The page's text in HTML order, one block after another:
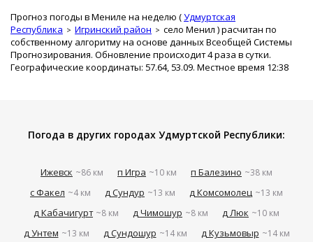
Прогноз погоды в Мениле на неделю (Удмуртская
Республика
Игринский район село Менил ) расчитан по
собственному алгоритму на основе данных Всеобщей Системы
Прогнозирования. Обновление происходит 4 раза в сутки.
Географические координаты: 57.64, 53.09. Местное время 12:38
Погода в других городах Удмуртской Республики:
Ижевск ~86 км п Игра ~10 км п Балезино ~38 км
с Факел ~4 км д Сундур ~13 км д Комсомолец ~13 км
д Кабачигурт ~8 км д Чимошур ~8 км д Люк ~10 км
д Унтем ~13 км д Сундошур ~14 км д Кузьмовыр ~14 км